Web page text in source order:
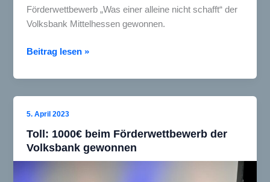
Förderwettbewerb „Was einer alleine nicht schafft“ der
Volksbank Mittelhessen gewonnen.
Wow!
1000€
beim
Volksbank
gewonnen
Beitrag lesen »
5. April 2023
Toll: 1000€ beim Förderwettbewerb der
Volksbank gewonnen